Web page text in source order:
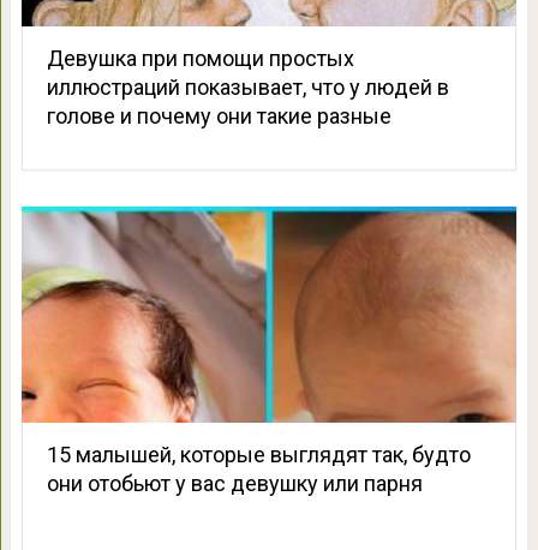
Девушка при помощи простых
иллюстраций показывает, что у людей в
голове и почему они такие разные
15 малышей, которые выглядят так, будто
они отобьют у вас девушку или парня